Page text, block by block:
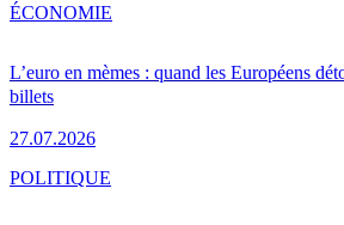
L’euro en mèmes : quand les Européens
billets
27.07.2026
ÉCONOMIE
POLITIQUE